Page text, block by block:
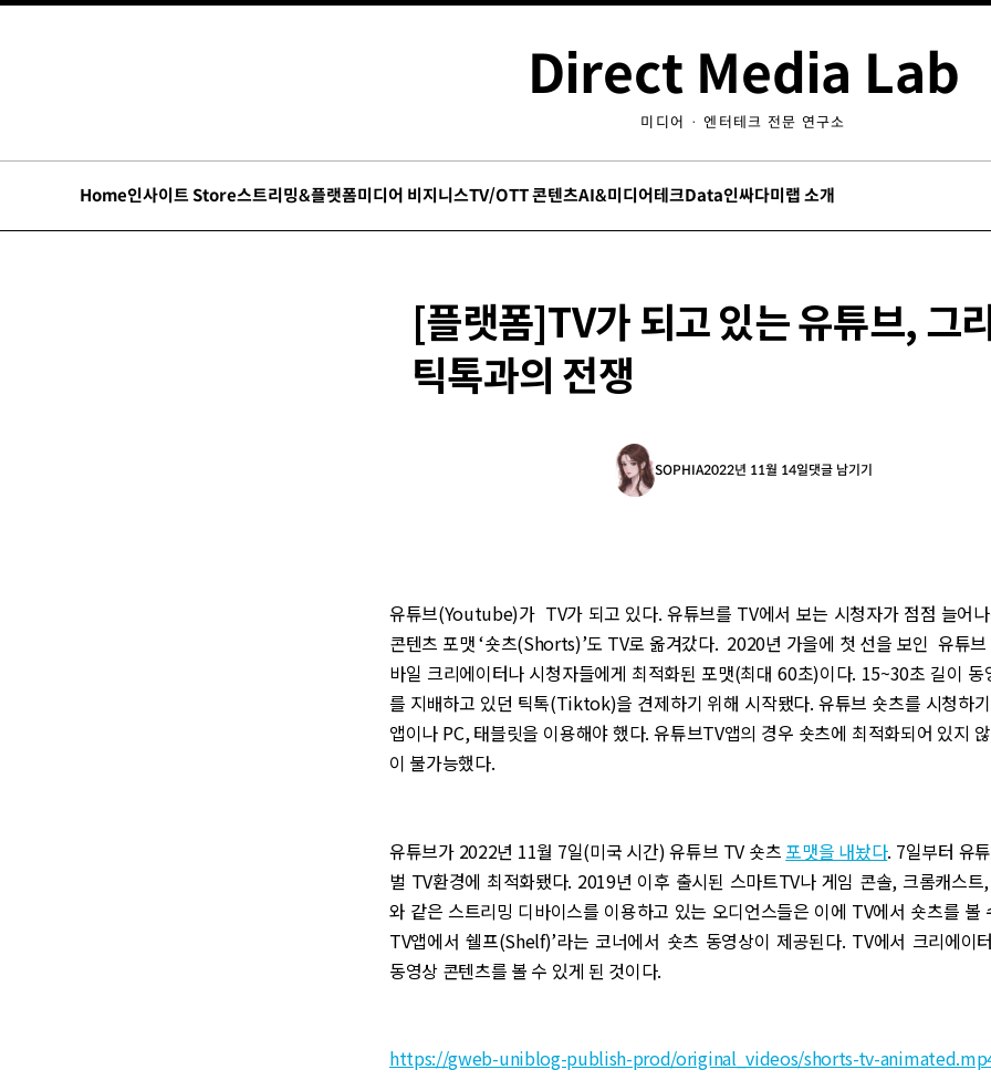
Direct Media Lab
미디어 · 엔터테크 전문 연구소
Home인사이트 Store스트리밍&플랫폼미디어 비지니스TV/OTT 콘텐츠AI&미디어테크Data인싸다미랩 소개
[플랫폼]TV가 되고 있는 유튜브, 그
틱톡과의 전쟁
SOPHIA2022년 11월 14일댓글 남기기
유튜브(Youtube)가 TV가 되고 있다. 유튜브를 TV에서 보는 시청자가 점점 늘어
콘텐츠 포맷 ‘숏츠(Shorts)’도 TV로 옮겨갔다. 2020년 가을에 첫 선을 보인 유튜
바일 크리에이터나 시청자들에게 최적화된 포맷(최대 60초)이다. 15~30초 길이 동
를 지배하고 있던 틱톡(Tiktok)을 견제하기 위해 시작됐다. 유튜브 숏츠를 시청하
앱이나 PC, 태블릿을 이용해야 했다. 유튜브TV앱의 경우 숏츠에 최적화되어 있지
이 불가능했다.
유튜브가 2022년 11월 7일(미국 시간) 유튜브 TV 숏츠 포맷을 내놨다. 7일부터 유
벌 TV환경에 최적화됐다. 2019년 이후 출시된 스마트TV나 게임 콘솔, 크롬캐스
와 같은 스트리밍 디바이스를 이용하고 있는 오디언스들은 이에 TV에서 숏츠를 볼
TV앱에서 쉘프(Shelf)’라는 코너에서 숏츠 동영상이 제공된다. TV에서 크리에이
동영상 콘텐츠를 볼 수 있게 된 것이다.
https://gweb-uniblog-publish-prod/original_videos/shorts-tv-